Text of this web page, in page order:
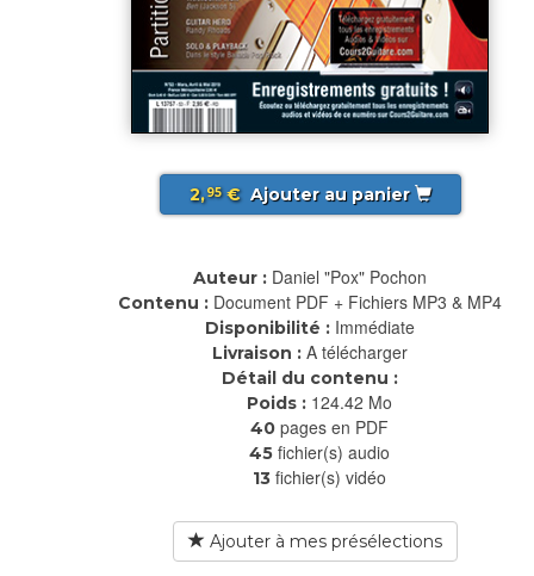
2,95€ Ajouter au panier
Auteur : Daniel "Pox" Pochon
Contenu : Document PDF + Fichiers MP3 & MP4
Disponibilité : Immédiate
Livraison : A télécharger
Détail du contenu :
Poids : 124.42 Mo
40 pages en PDF
45 fichier(s) audio
13 fichier(s) vidéo
Ajouter à mes présélections